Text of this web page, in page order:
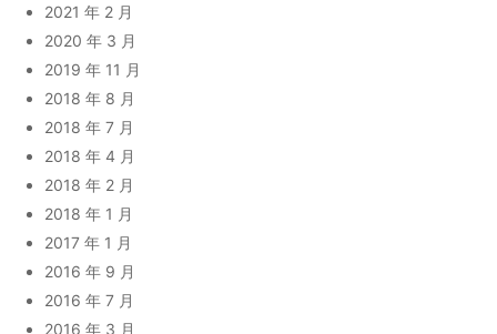
2021 年 2 月
2020 年 3 月
2019 年 11 月
2018 年 8 月
2018 年 7 月
2018 年 4 月
2018 年 2 月
2018 年 1 月
2017 年 1 月
2016 年 9 月
2016 年 7 月
2016 年 3 月